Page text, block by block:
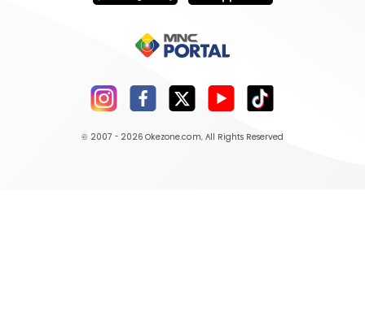
© 2007 - 2026 Okezone.com, All Rights Reserved